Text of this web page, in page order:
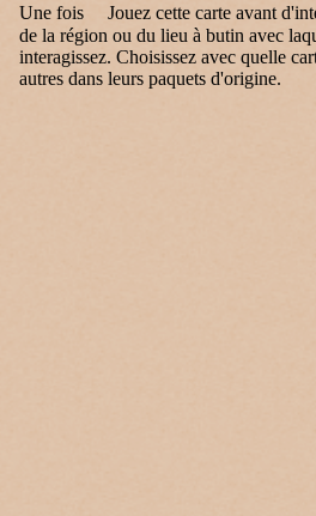
Une fois Jouez cette carte avant
de la région ou du lieu à butin avec
interagissez. Choisissez avec quelle
autres dans leurs paquets d'origine.